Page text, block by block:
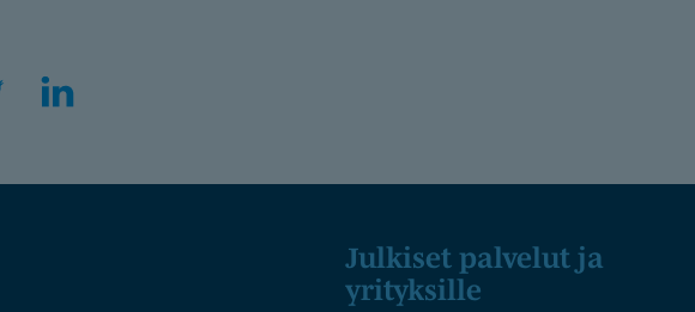
Julkiset palvelut ja
yrityksille